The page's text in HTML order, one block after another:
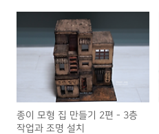
종이 모형 집 만들기 2편 - 3층
작업과 조명 설치